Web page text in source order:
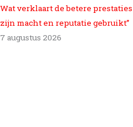
Wat verklaart de betere
zijn macht en reputatie gebruikt”
7 augustus 2026